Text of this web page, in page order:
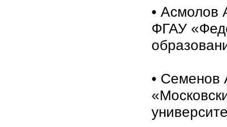
• Асмолов
ФГАУ
• Семенов